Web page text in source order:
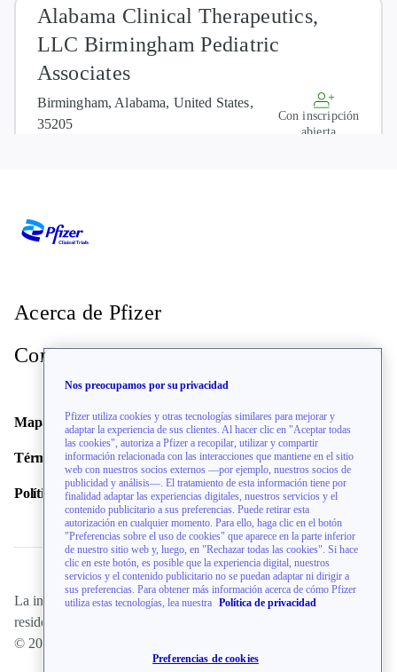
Alabama Clinical Therapeutics,
LLC Birmingham Pediatric
Associates
Birmingham, Alabama, United States,
35205
Con inscripción
abierta
Altruistic Clinical Research Global
clinic
Charlotte, North Carolina, United States,
28207
Con
inscripción
abierta
Site Info
Atrium Health Cannon Research
Cente
Charlotte, North Carolina, United States,
Acerca de Pfizer
Contacto
Mapa del sitio
Términos de uso
Política de privacidad
La información de este sitio web está dirigida únicamente a
residentes de los EE. UU.
© 2026 Pfizer Inc. Todos Los Derechos Reservados.
Nos preocupamos por su privacidad
Pfizer utiliza cookies y otras tecnologías similares para mejorar y
adaptar la experiencia de sus clientes. Al hacer clic en "Aceptar todas
las cookies", autoriza a Pfizer a recopilar, utilizar y compartir
información relacionada con las interacciones que mantiene en el sitio
web con nuestros socios externos —por ejemplo, nuestros socios de
publicidad y análisis—. El tratamiento de esta información tiene por
finalidad adaptar las experiencias digitales, nuestros servicios y el
contenido publicitario a sus preferencias. Puede retirar esta
autorización en cualquier momento. Para ello, haga clic en el botón
"Preferencias sobre el uso de cookies" que aparece en la parte inferior
de nuestro sitio web y, luego, en "Rechazar todas las cookies". Si hace
clic en este botón, es posible que la experiencia digital, nuestros
servicios y el contenido publicitario no se puedan adaptar ni dirigir a
sus preferencias. Para obtener más información acerca de cómo Pfizer
utiliza estas tecnologías, lea nuestra Política de privacidad
Preferencias de cookies